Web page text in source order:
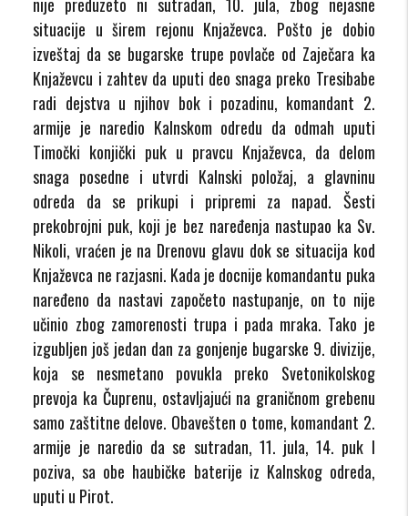
situacije u širem rejonu Knjaževca. Pošto je dobio
izveštaj da se bugarske trupe povlače od Zaječara ka
Knjaževcu i zahtev da uputi deo snaga preko Tresibabe
radi dejstva u njihov bok i pozadinu, komandant 2.
armije je naredio Kalnskom odredu da odmah uputi
Timočki konjički puk u pravcu Knjaževca, da delom
snaga posedne i utvrdi Kalnski položaj, a glavninu
odreda da se prikupi i pripremi za napad. Šesti
prekobrojni puk, koji je bez naređenja nastupao ka Sv.
Nikoli, vraćen je na Drenovu glavu dok se situacija kod
Knjaževca ne razjasni. Kada je docnije komandantu puka
naređeno da nastavi započeto nastupanje, on to nije
učinio zbog zamorenosti trupa i pada mraka. Tako je
izgubljen još jedan dan za gonjenje bugarske 9. divizije,
koja se nesmetano povukla preko Svetonikolskog
prevoja ka Čuprenu, ostavljajući na graničnom grebenu
samo zaštitne delove. Obavešten o tome, komandant 2.
armije je naredio da se sutradan, 11. jula, 14. puk I
poziva, sa obe haubičke baterije iz Kalnskog odreda,
uputi u Pirot.